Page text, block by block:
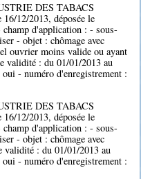
DES TABACS
12/2013, déposée le
d'application : - sous-
- objet : chômage avec
ouvrier moins valide ou ayant
validité : du 01/01/2013 au
- numéro d'enregistrement :
DES TABACS
12/2013, déposée le
d'application : - sous-
- objet : chômage avec
validité : du 01/01/2013 au
- numéro d'enregistrement :